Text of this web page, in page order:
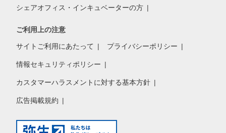
シェアオフィス・インキュベーターの方
ご利用上の注意
サイトご利用にあたって プライバシーポリシー
情報セキュリティポリシー
カスタマーハラスメントに対する基本方針
広告掲載規約